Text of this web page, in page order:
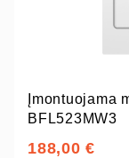
Įmontuojama
BFL523MW3
188,00 €